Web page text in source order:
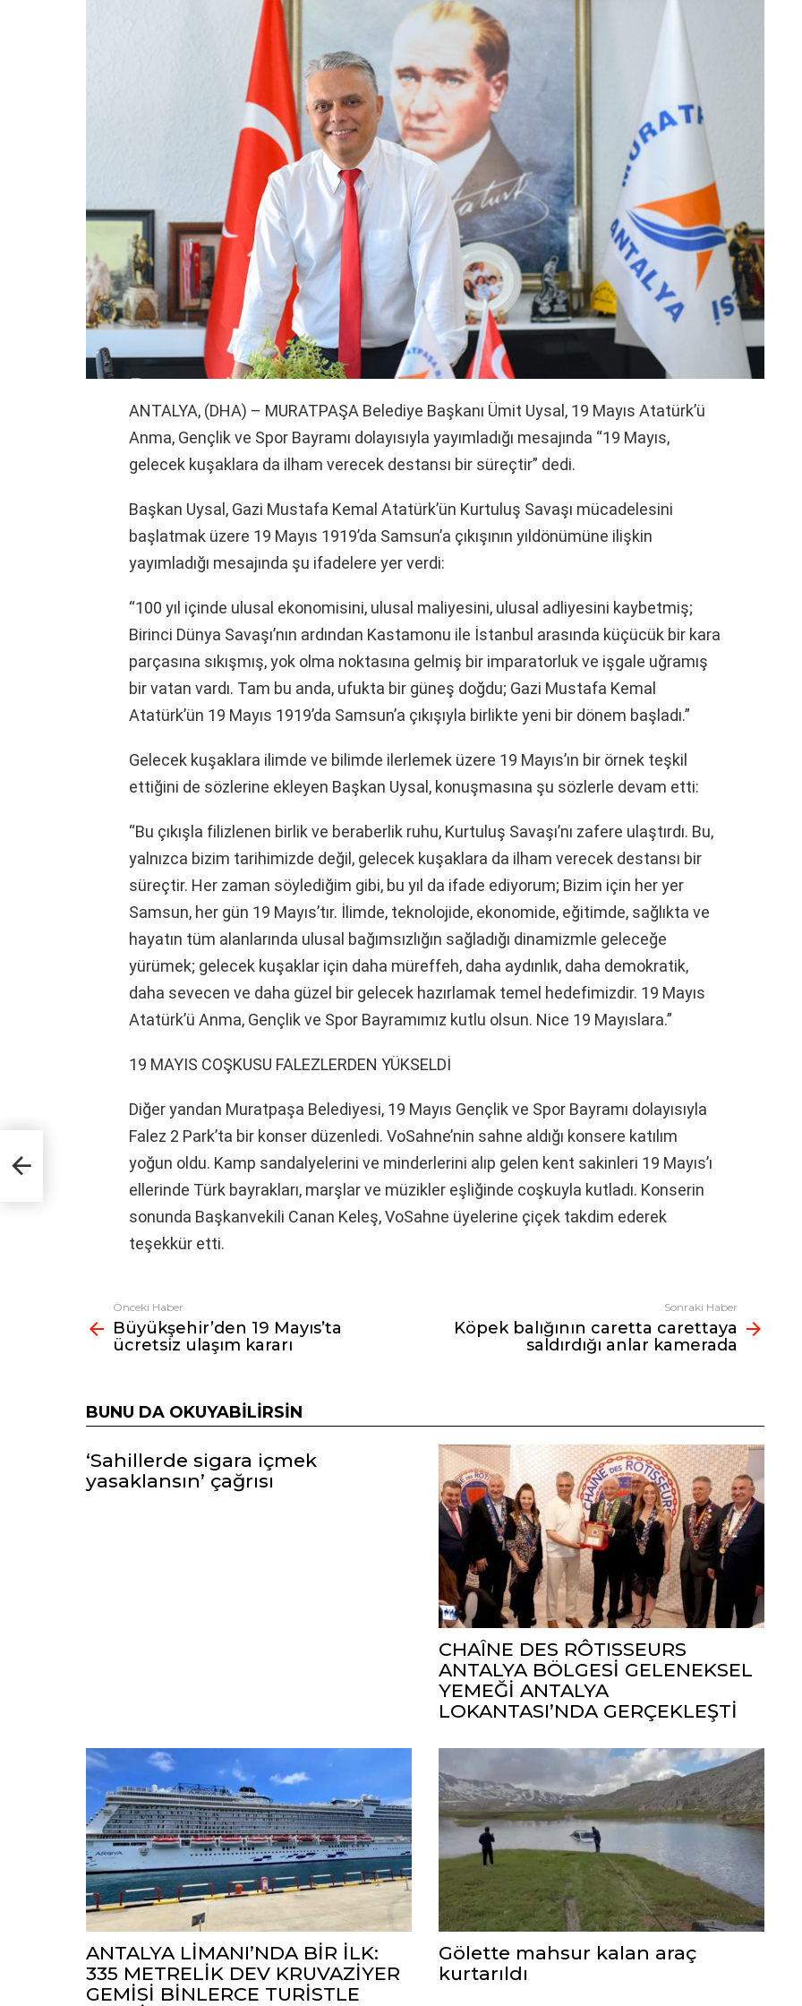
ANTALYA, (DHA) – MURATPAŞA Belediye Başkanı Ümit Uysal, 19 Mayıs Atatürk’ü
Anma, Gençlik ve Spor Bayramı dolayısıyla yayımladığı mesajında “19 Mayıs,
gelecek kuşaklara da ilham verecek destansı bir süreçtir” dedi.
Başkan Uysal, Gazi Mustafa Kemal Atatürk’ün Kurtuluş Savaşı mücadelesini
başlatmak üzere 19 Mayıs 1919’da Samsun’a çıkışının yıldönümüne ilişkin
yayımladığı mesajında şu ifadelere yer verdi:
“100 yıl içinde ulusal ekonomisini, ulusal maliyesini, ulusal adliyesini kaybetmiş;
Birinci Dünya Savaşı’nın ardından Kastamonu ile İstanbul arasında küçücük bir kara
parçasına sıkışmış, yok olma noktasına gelmiş bir imparatorluk ve işgale uğramış
bir vatan vardı. Tam bu anda, ufukta bir güneş doğdu; Gazi Mustafa Kemal
Atatürk’ün 19 Mayıs 1919’da Samsun’a çıkışıyla birlikte yeni bir dönem başladı.”
Gelecek kuşaklara ilimde ve bilimde ilerlemek üzere 19 Mayıs’ın bir örnek teşkil
ettiğini de sözlerine ekleyen Başkan Uysal, konuşmasına şu sözlerle devam etti:
“Bu çıkışla filizlenen birlik ve beraberlik ruhu, Kurtuluş Savaşı’nı zafere ulaştırdı. Bu,
yalnızca bizim tarihimizde değil, gelecek kuşaklara da ilham verecek destansı bir
süreçtir. Her zaman söylediğim gibi, bu yıl da ifade ediyorum; Bizim için her yer
Samsun, her gün 19 Mayıs’tır. İlimde, teknolojide, ekonomide, eğitimde, sağlıkta ve
hayatın tüm alanlarında ulusal bağımsızlığın sağladığı dinamizmle geleceğe
yürümek; gelecek kuşaklar için daha müreffeh, daha aydınlık, daha demokratik,
daha sevecen ve daha güzel bir gelecek hazırlamak temel hedefimizdir. 19 Mayıs
Atatürk’ü Anma, Gençlik ve Spor Bayramımız kutlu olsun. Nice 19 Mayıslara.”
19 MAYIS COŞKUSU FALEZLERDEN YÜKSELDİ
Diğer yandan Muratpaşa Belediyesi, 19 Mayıs Gençlik ve Spor Bayramı dolayısıyla
Falez 2 Park’ta bir konser düzenledi. VoSahne’nin sahne aldığı konsere katılım
yoğun oldu. Kamp sandalyelerini ve minderlerini alıp gelen kent sakinleri 19 Mayıs’ı
ellerinde Türk bayrakları, marşlar ve müzikler eşliğinde coşkuyla kutladı. Konserin
sonunda Başkanvekili Canan Keleş, VoSahne üyelerine çiçek takdim ederek
teşekkür etti.
Fazlasına
bak
Önceki Haber
Büyükşehir’den 19 Mayıs’ta
ücretsiz ulaşım kararı
Sonraki Haber
Köpek balığının caretta carettaya
saldırdığı anlar kamerada
BUNU DA OKUYABILIRSIN
‘Sahillerde sigara içmek
yasaklansın’ çağrısı
CHAÎNE DES RÔTISSEURS
ANTALYA BÖLGESİ GELENEKSEL
YEMEĞİ ANTALYA
LOKANTASI’NDA GERÇEKLEŞTİ
ANTALYA LİMANI’NDA BİR İLK:
335 METRELİK DEV KRUVAZİYER
GEMİSİ BİNLERCE TURİSTLE
Gölette mahsur kalan araç
kurtarıldı